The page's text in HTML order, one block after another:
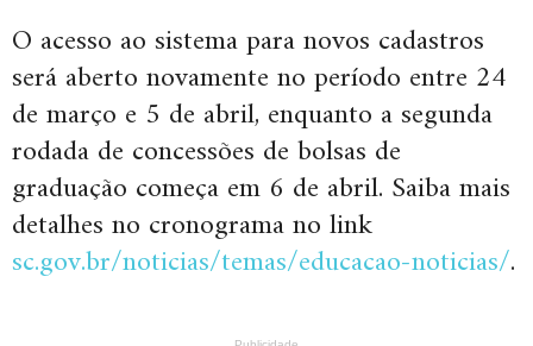
O acesso ao sistema para novos cadastros
será aberto novamente no período entre 24
de março e 5 de abril, enquanto a segunda
rodada de concessões de bolsas de
graduação começa em 6 de abril. Saiba mais
detalhes no cronograma no link
sc.gov.br/noticias/temas/educacao-noticias/.